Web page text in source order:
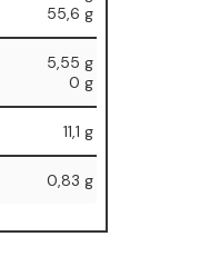
⁠55,6 g
5,55 g
⁠0 g
11,1 g
0,83 g